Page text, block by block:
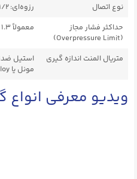
نوع اتصال
رزوه‌ای: ۱/۲” یا ۱/۴” NPT، G
حداکثر فشار مجاز
(Overpressure Limit)
معمولاً ۱.۳ تا ۳ برابر رنج نامی
متریال المنت اندازه گیری
استیل
مونل یا Hastelloy (برای سیالات خورنده)
ویدیو معرفی انواع